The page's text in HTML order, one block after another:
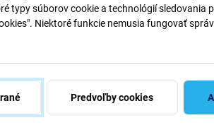
typy súborov cookie a technológií sledovania
Niektoré funkcie nemusia fungovať
Predvoľby cookies